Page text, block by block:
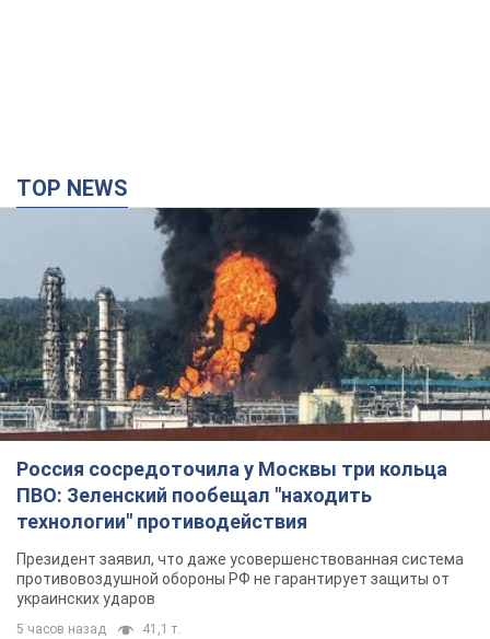
TOP NEWS
Россия сосредоточила у Москвы три кольца
ПВО: Зеленский пообещал "находить
технологии" противодействия
Президент заявил, что даже усовершенствованная система
противовоздушной обороны РФ не гарантирует защиты от
украинских ударов
5 часов назад 41,1 т.